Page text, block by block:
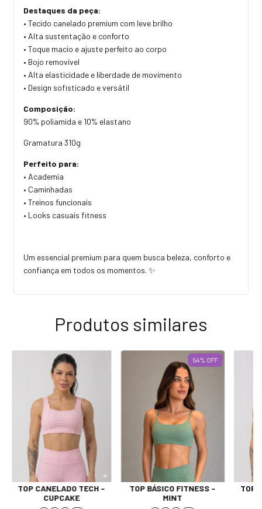
Destaques da peça:
• Tecido canelado premium com leve brilho
• Alta sustentação e conforto
• Toque macio e ajuste perfeito ao corpo
• Bojo removível
• Alta elasticidade e liberdade de movimento
• Design sofisticado e versátil
Composição:
90% poliamida e 10% elastano
Gramatura 310g
Perfeito para:
• Academia
• Caminhadas
• Treinos funcionais
• Looks casuais fitness
Um essencial premium para quem busca beleza, conforto e
confiança em todos os momentos. ✨
Produtos similares
TOP CANELADO TECH -
CUPCAKE
54% OFF
TOP BÁSICO FITNESS -
MINT
TOP